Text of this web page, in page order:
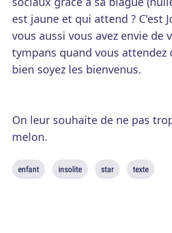
est jaune et qui attend ? C'est
vous aussi vous avez envie de
tympans quand vous attendez
bien soyez les bienvenus.
On leur souhaite de ne pas
melon.
enfant insolite star texte